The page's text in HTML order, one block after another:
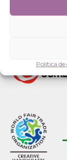
Política de